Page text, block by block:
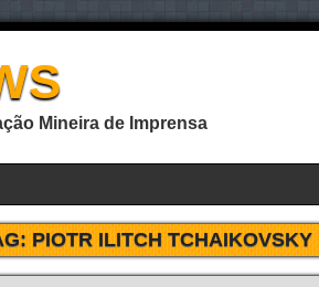
Mineira de Imprensa
PIOTR ILITCH TCHAIKOVSKY